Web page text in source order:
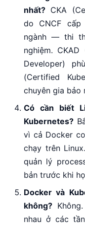
nhất? CKA
do CNCF
ngành — thi
nghiệm.
Developer)
(Certified
chuyên gia bảo
Có cần biết
Kubernetes?
vì cả Docker
chạy trên
quản lý
bản trước khi
Docker và
không?
nhau ở các